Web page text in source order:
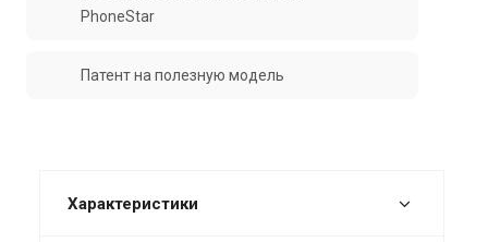
PhoneStar
Патент на полезную модель
Характеристики